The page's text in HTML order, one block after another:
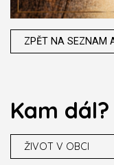
ZPĚT NA SEZNAM
Kam dál?
ŽIVOT V OBCI